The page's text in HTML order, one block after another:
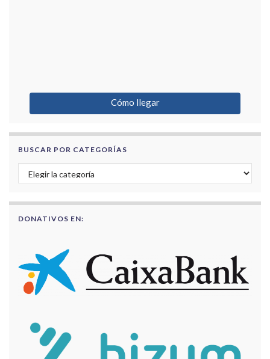
Cómo llegar
BUSCAR POR CATEGORÍAS
Buscar por categorías
DONATIVOS EN: